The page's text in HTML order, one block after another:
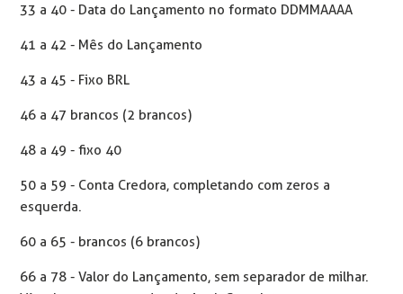
33 a 40 - Data do Lançamento no formato DDMMAAAA
41 a 42 - Mês do Lançamento
43 a 45 - Fixo BRL
46 a 47 brancos (2 brancos)
48 a 49 - fixo 40
50 a 59 - Conta Credora, completando com zeros a
esquerda.
60 a 65 - brancos (6 brancos)
66 a 78 - Valor do Lançamento, sem separador de milhar.